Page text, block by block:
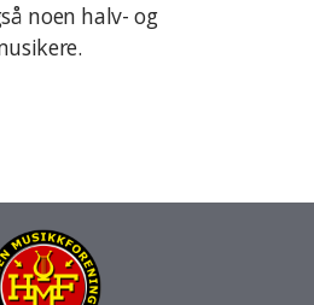
noen halv- og